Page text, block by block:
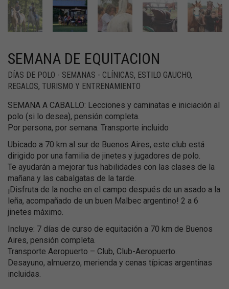
SEMANA DE EQUITACION
DÍAS DE POLO - SEMANAS - CLÍNICAS, ESTILO GAUCHO,
REGALOS, TURISMO Y ENTRENAMIENTO
SEMANA A CABALLO: Lecciones y caminatas e iniciación al
polo (si lo desea), pensión completa.
Por persona, por semana. Transporte incluido
Ubicado a 70 km al sur de Buenos Aires, este club está
dirigido por una familia de jinetes y jugadores de polo.
Te ayudarán a mejorar tus habilidades con las clases de la
mañana y las cabalgatas de la tarde.
¡Disfruta de la noche en el campo después de un asado a la
leña, acompañado de un buen Malbec argentino! 2 a 6
jinetes máximo.
Incluye: 7 días de curso de equitación a 70 km de Buenos
Aires, pensión completa.
Transporte Aeropuerto – Club, Club-Aeropuerto.
Desayuno, almuerzo, merienda y cenas típicas argentinas
incluidas.